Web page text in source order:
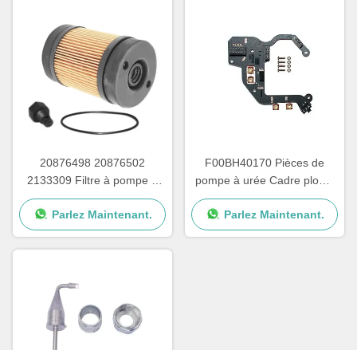
20876498 20876502
2133309 Filtre à pompe à
urée pour les pièces de
réparation de pompes
Adblue
Parlez Maintenant.
F00BH40170 Pièces de
pompe à urée Cadre plomb
pour carte de circuit de
pompe à urée
Parlez Maintenant.